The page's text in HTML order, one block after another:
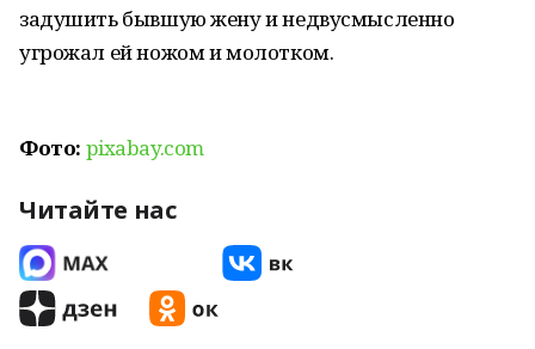
задушить бывшую жену и недвусмысленно
угрожал ей ножом и молотком.
Фото: pixabay.com
Читайте нас